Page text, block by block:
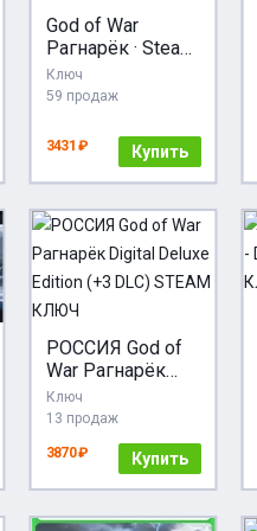
God of War
Рагнарёк · Steam
Gift АВТО
UA/TR/AR
Ключ
59 продаж
3431 ₽ Купить
РОССИЯ God of
War Рагнарёк
Digital Deluxe
Edition (+3 DLC)
STEAM КЛЮЧ
Ключ
13 продаж
3870 ₽ Купить